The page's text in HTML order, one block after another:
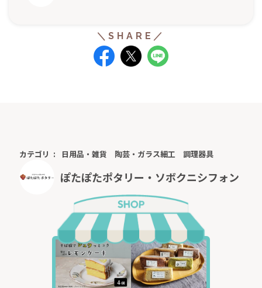
カテゴリ 日用品・雑貨 陶芸・ガラス細工 調理器具
ぽたぽたポタリー・ソボクニシフォン